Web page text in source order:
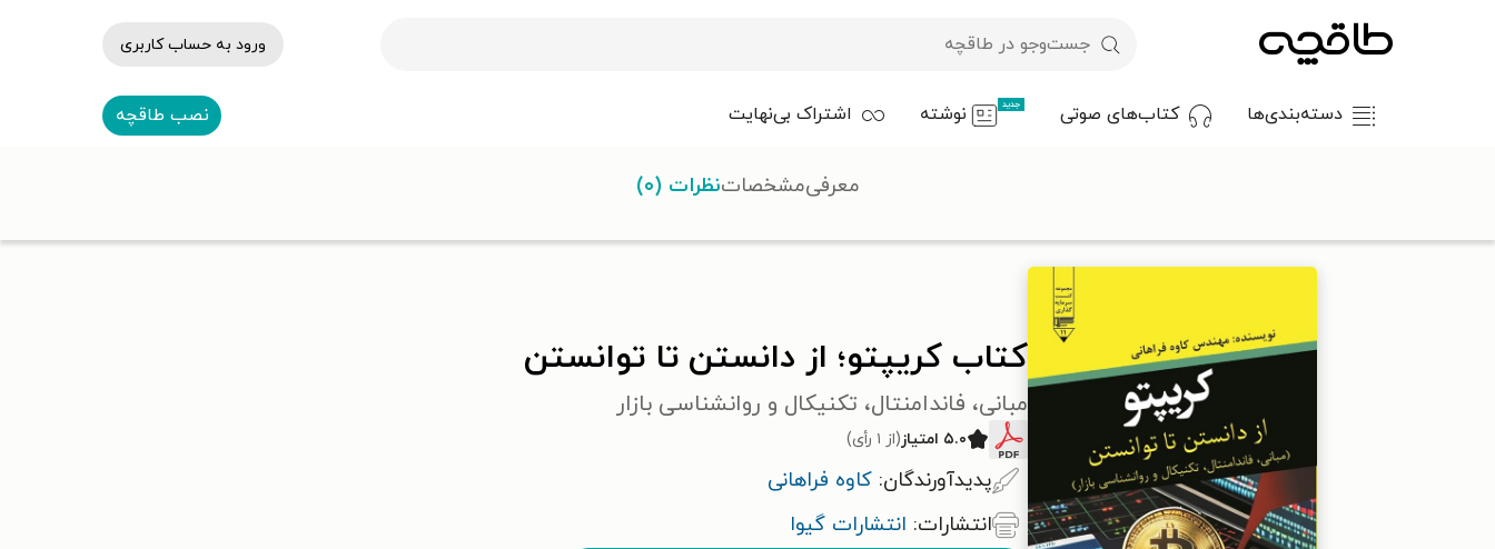
ورود به حساب کاربری
دسته‌بندی‌ها کتاب‌های صوتی جدید نوشته اشتراک بی‌نهایت نصب طاقچه
کتاب کریپتو؛ از دانستن تا توانستن
مبانی، فاندامنتال، تکنیکال و روانشناسی بازار
۵.۰ امتیاز (از ۱ رأی)
پدیدآورندگان: کاوه فراهانی
انتشارات: انتشارات گیوا
معرفیمشخصاتنظرات (۰)